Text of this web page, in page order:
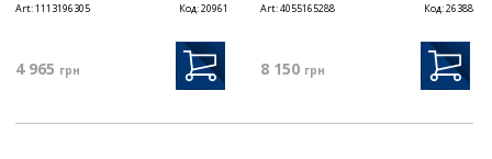
Art:1113196305 Код:20961
4 965 грн
Art:4055165288 Код:26388
8 150 грн